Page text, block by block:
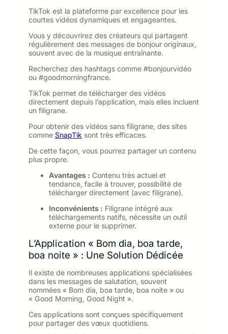
TikTok est la plateforme par excellence pour les
courtes vidéos dynamiques et engageantes.
Vous y découvrirez des créateurs qui partagent
régulièrement des messages de bonjour originaux,
souvent avec de la musique entraînante.
Recherchez des hashtags comme #bonjourvidéo
ou #goodmorningfrance.
TikTok permet de télécharger des vidéos
directement depuis l’application, mais elles incluent
un filigrane.
Pour obtenir des vidéos sans filigrane, des sites
comme SnapTik sont très efficaces.
De cette façon, vous pourrez partager un contenu
plus propre.
Avantages : Contenu très actuel et
tendance, facile à trouver, possibilité de
télécharger directement (avec filigrane).
Inconvénients : Filigrane intégré aux
téléchargements natifs, nécessite un outil
externe pour le supprimer.
L’Application « Bom dia, boa tarde,
boa noite » : Une Solution Dédicée
Il existe de nombreuses applications spécialisées
dans les messages de salutation, souvent
nommées « Bom dia, boa tarde, boa noite » ou
« Good Morning, Good Night ».
Ces applications sont conçues spécifiquement
pour partager des vœux quotidiens.